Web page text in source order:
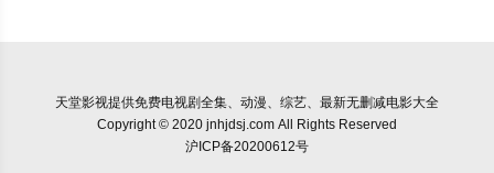
天堂影视提供免费电视剧全集、动漫、综艺、最新无删减电影大全
Copyright © 2020 jnhjdsj.com All Rights Reserved
沪ICP备20200612号